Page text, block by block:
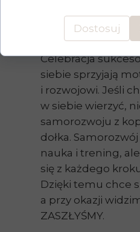
polega moc
i pozytywnego
Celebracja
siebie sprzyjają
i rozwojowi. Jeśli
w siebie wierzyć,
samorozwoju z
dołka.
nauka i trening,
się z każdego
Dzięki temu chce
a przy okazji
ZASZŁYŚMY.
Dostosuj